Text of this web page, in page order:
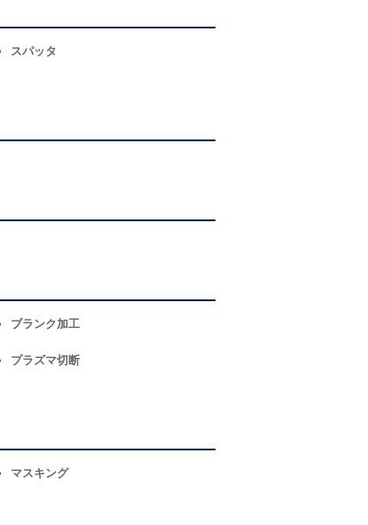
スパッタ
ブランク加工
プラズマ切断
マスキング